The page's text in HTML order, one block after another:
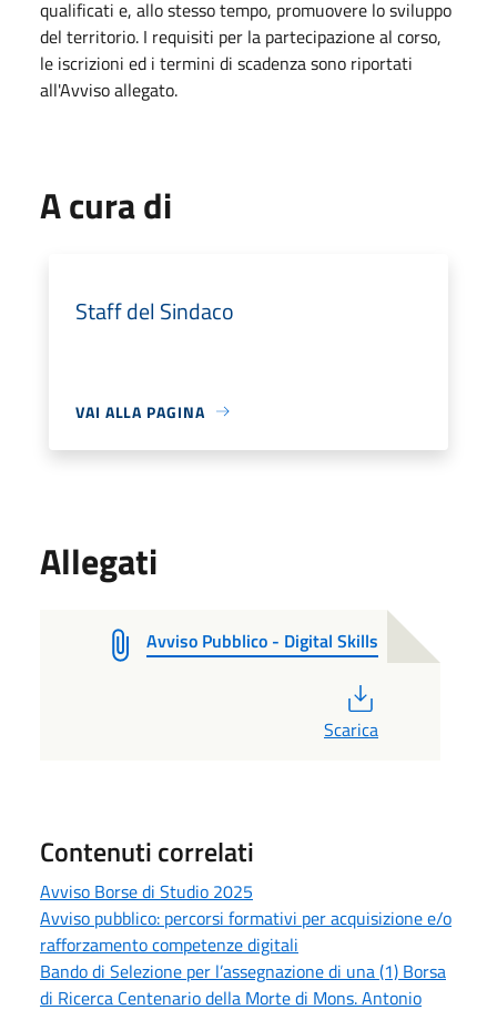
qualificati e, allo stesso tempo, promuovere lo sviluppo
del territorio. I requisiti per la partecipazione al corso,
le iscrizioni ed i termini di scadenza sono riportati
all'Avviso allegato.
A cura di
Staff del Sindaco
VAI ALLA PAGINA
Allegati
Avviso Pubblico - Digital Skills
Scarica
Contenuti correlati
Avviso Borse di Studio 2025
Avviso pubblico: percorsi formativi per acquisizione e/o
rafforzamento competenze digitali
Bando di Selezione per l’assegnazione di una (1) Borsa
di Ricerca Centenario della Morte di Mons. Antonio